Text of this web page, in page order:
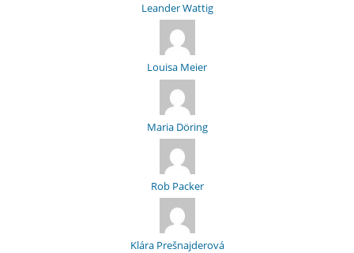
Leander Wattig
Louisa Meier
Maria Döring
Rob Packer
Klára Prešnajderová